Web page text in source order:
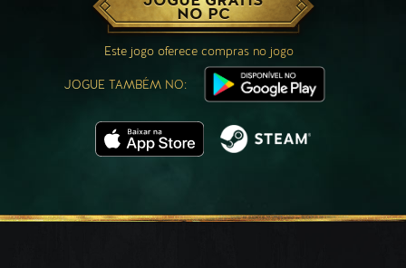
NO PC
Este jogo oferece compras no jogo
JOGUE TAMBÉM NO: